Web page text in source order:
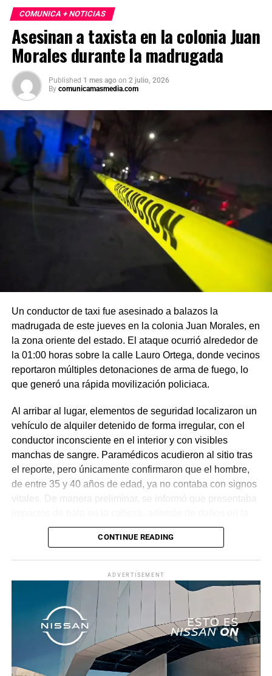
Forense realizó el levantamiento del cuerpo e inició la
carpeta de investigación correspondiente para esclarecer
este homicidio.
COMUNICA + NOTICIAS
Asesinan a taxista en la colonia Juan
Morales durante la madrugada
Published 1 mes ago on 2 julio, 2026
By comunicamasmedia.com
Un conductor de taxi fue asesinado a balazos la
madrugada de este jueves en la colonia Juan Morales, en
la zona oriente del estado. El ataque ocurrió alrededor de
la 01:00 horas sobre la calle Lauro Ortega, donde vecinos
reportaron múltiples detonaciones de arma de fuego, lo
que generó una rápida movilización policiaca.
Al arribar al lugar, elementos de seguridad localizaron un
vehículo de alquiler detenido de forma irregular, con el
conductor inconsciente en el interior y con visibles
manchas de sangre. Paramédicos acudieron al sitio tras
el reporte, pero únicamente confirmaron que el hombre,
de entre 35 y 40 años de edad, ya no contaba con signos
vitales. De manera preliminar, se informó que presentaba
puerta del lado del conductor.
realizaron las diligencias correspondientes y el
levantamiento del cuerpo. Hasta el momento no se
cuenta con información sobre los agresores, y el cadáver
fue trasladado al Servicio Médico Forense en espera de
ser identificado, en tanto continúan las investigaciones.
CONTINUE READING
ADVERTISEMENT